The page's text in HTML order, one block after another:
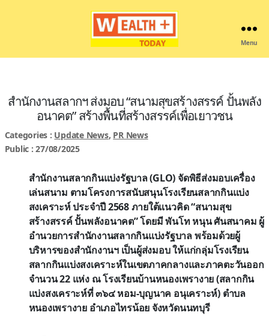
Menu
สำนักงานสลากฯ ส่งมอบ “สนามสุขสร้างสรรค์ ปั้นพลัง
อนาคต” สร้างพื้นที่สร้างสรรค์เพื่อเยาวชน
Categories : Update News, PR News
Public : 27/08/2025
สำนักงานสลากกินแบ่งรัฐบาล (GLO) จัดพิธีส่งมอบเครื่อง
เล่นสนาม ตามโครงการสนับสนุนโรงเรียนสลากกินแบ่ง
สงเคราะห์ ประจำปี 2568 ภายใต้แนวคิด “สนามสุข
สร้างสรรค์ ปั้นพลังอนาคต” โดยมี พันโท หนุน ศันสนาคม ผู้
อำนวยการสำนักงานสลากกินแบ่งรัฐบาล พร้อมด้วยผู้
บริหารของสำนักงานฯ เป็นผู้ส่งมอบ ให้แก่กลุ่มโรงเรียน
สลากกินแบ่งสงเคราะห์ในเขตภาคกลางและภาคตะวันออก
จำนวน 22 แห่ง ณ โรงเรียนบ้านหนองเพรางาย (สลากกิน
แบ่งสงเคราะห์ที่ ๓๖๔ หอม-บุญนาค อนุเคราะห์) ตำบล
หนองเพรางาย อำเภอไทรน้อย จังหวัดนนทบุรี